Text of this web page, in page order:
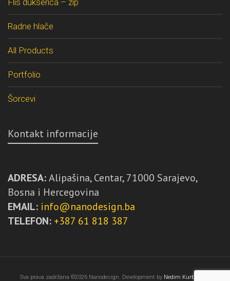
Radne hlače
All Products
Portfolio
Šorcevi
Kontakt informacije
ADRESA:Alipašina, Centar, 71000 Sarajevo,
Bosna i Hercegovina
EMAIL: info@nanodesign.ba
TELEFON: +387 61 818 387
Sva prava zadržana ©2026 Nanodesign. Development by Nedim Kurbegović